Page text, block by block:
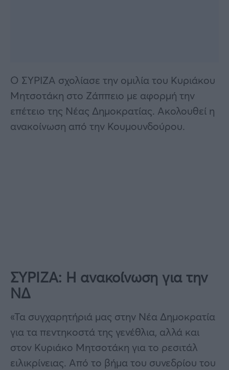
Ο ΣΥΡΙΖΑ σχολίασε την ομιλία του Κυριάκου
Μητσοτάκη στο Ζάππειο με αφορμή την
επέτειο της Νέας Δημοκρατίας. Ακολουθεί η
ανακοίνωση από την Κουμουνδούρου.
ΣΥΡΙΖΑ: Η ανακοίνωση για την
ΝΔ
«Τα συγχαρητήριά μας στην Νέα Δημοκρατία
για τα πεντηκοστά της γενέθλια, αλλά και
στον Κυριάκο Μητσοτάκη για το ρεσιτάλ
ειλικρίνειας. Από το βήμα του συνεδρίου του